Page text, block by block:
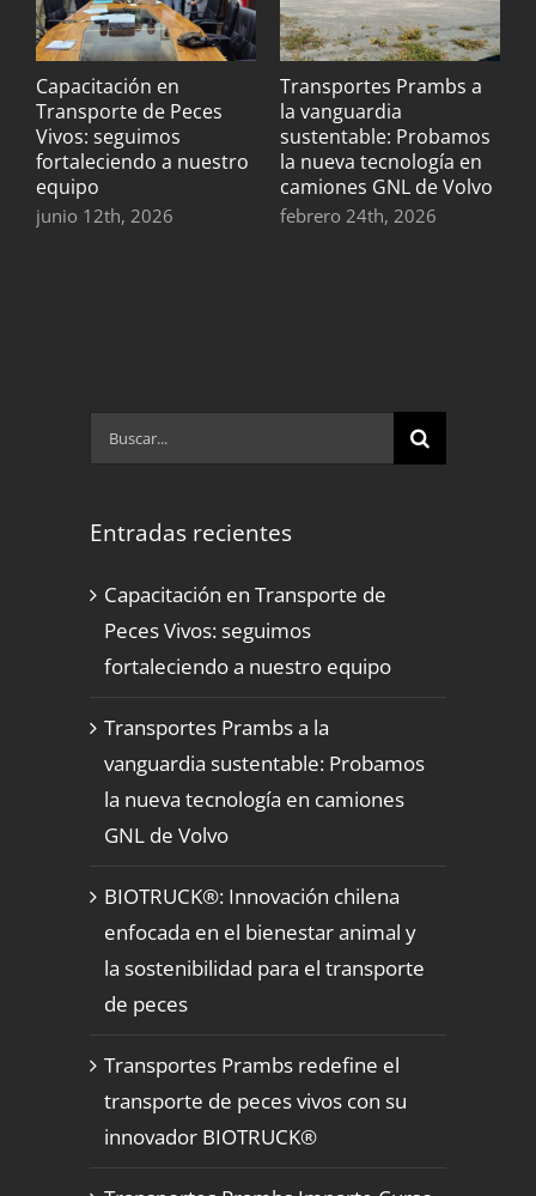
Capacitación en
Transporte de Peces
Vivos: seguimos
fortaleciendo a nuestro
equipo
junio 12th, 2026
Transportes Prambs a
la vanguardia
sustentable: Probamos
la nueva tecnología en
camiones GNL de Volvo
febrero 24th, 2026
Buscar:
Entradas recientes
Capacitación en Transporte de
Peces Vivos: seguimos
fortaleciendo a nuestro equipo
Transportes Prambs a la
vanguardia sustentable: Probamos
la nueva tecnología en camiones
GNL de Volvo
BIOTRUCK®: Innovación chilena
enfocada en el bienestar animal y
la sostenibilidad para el transporte
de peces
Transportes Prambs redefine el
transporte de peces vivos con su
innovador BIOTRUCK®